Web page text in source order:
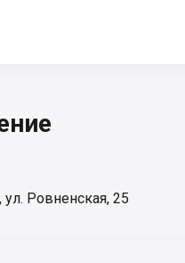
, ул. Ровненская, 25